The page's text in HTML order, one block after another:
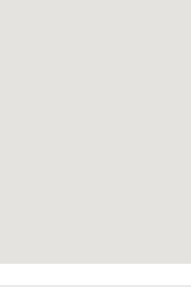
가 조화롭게 어우러집니다.